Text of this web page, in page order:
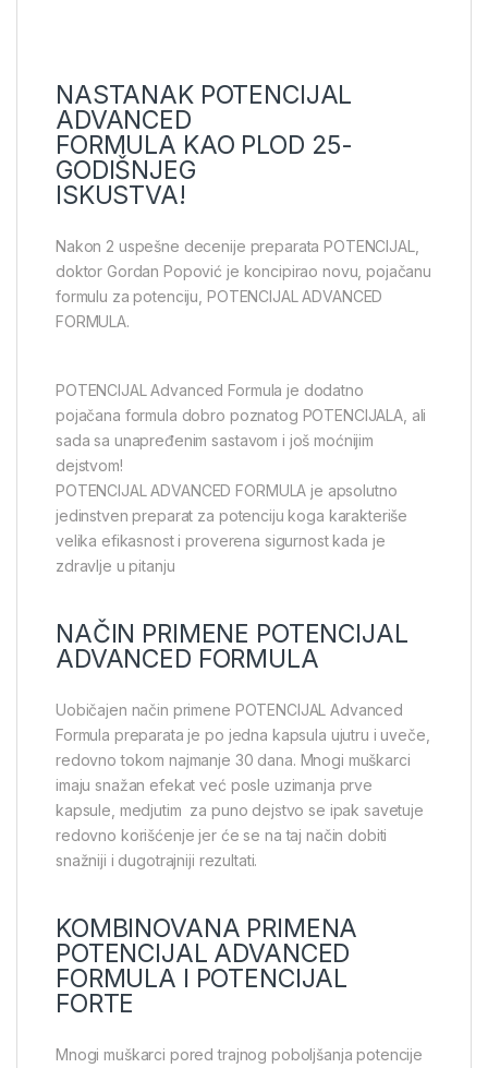
NASTANAK POTENCIJAL
ADVANCED
FORMULA KAO PLOD 25-
GODIŠNJEG
ISKUSTVA!
Nakon 2 uspešne decenije preparata POTENCIJAL,
doktor Gordan Popović je koncipirao novu, pojačanu
formulu za potenciju, POTENCIJAL ADVANCED
FORMULA.
POTENCIJAL Advanced Formula je dodatno
pojačana formula dobro poznatog POTENCIJALA, ali
sada sa unapređenim sastavom i još moćnijim
dejstvom!
POTENCIJAL ADVANCED FORMULA je apsolutno
jedinstven preparat za potenciju koga karakteriše
velika efikasnost i proverena sigurnost kada je
zdravlje u pitanju
NAČIN PRIMENE POTENCIJAL
ADVANCED FORMULA
Uobičajen način primene POTENCIJAL Advanced
Formula preparata je po jedna kapsula ujutru i uveče,
redovno tokom najmanje 30 dana. Mnogi muškarci
imaju snažan efekat već posle uzimanja prve
kapsule, medjutim za puno dejstvo se ipak savetuje
redovno korišćenje jer će se na taj način dobiti
snažniji i dugotrajniji rezultati.
KOMBINOVANA PRIMENA
POTENCIJAL ADVANCED
FORMULA I POTENCIJAL
FORTE
Mnogi muškarci pored trajnog poboljšanja potencije